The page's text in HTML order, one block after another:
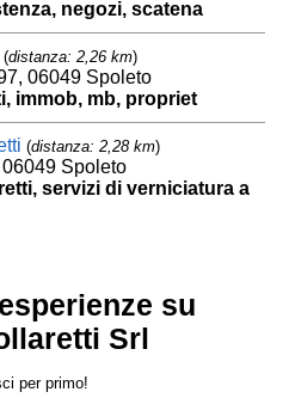
negozi, scatena
(distanza: 2,26 km)
06049 Spoleto
immob, mb, propriet
(distanza: 2,28 km)
Spoleto
servizi di verniciatura a
su
Srl
per primo!